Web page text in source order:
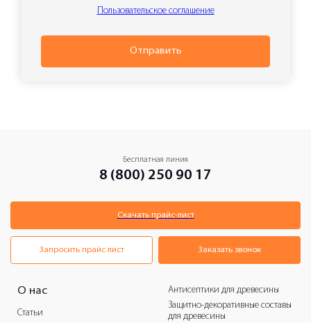
Пользовательское соглашение
Отправить
Бесплатная линия
8 (800) 250 90 17
Скачать прайс-лист
Запросить прайс лист
О нас
Статьи
Антисептики для древесины
Защитно-декоративные составы
для древесины
Заказать звонок